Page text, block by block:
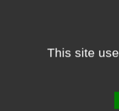
This site